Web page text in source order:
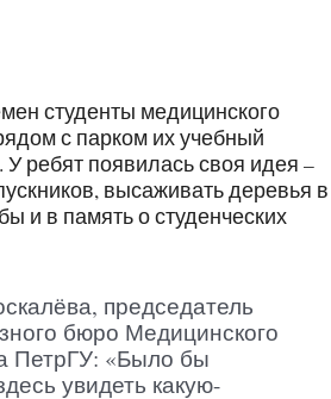
студенты медицинского
с парком их учебный
ребят появилась своя идея –
высаживать деревья в
и в память о студенческих
председатель
бюро Медицинского
ПетрГУ: «Было бы
увидеть какую-